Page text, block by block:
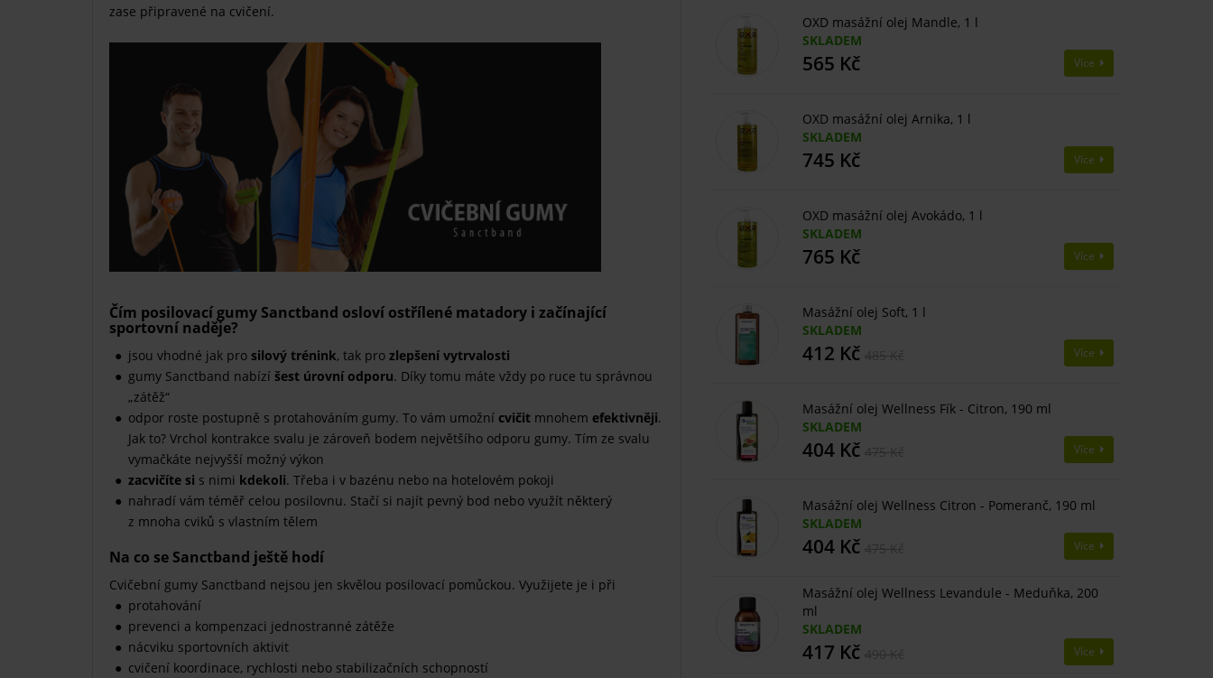
zase připravené na cvičení.
Čím posilovací gumy Sanctband osloví ostřílené matadory i začínající
sportovní naděje?
jsou vhodné jak pro silový trénink, tak pro zlepšení vytrvalosti
gumy Sanctband nabízí šest úrovní odporu. Díky tomu máte vždy po ruce tu správnou
„zátěž“
odpor roste postupně s protahováním gumy. To vám umožní cvičit mnohem efektivněji.
Jak to? Vrchol kontrakce svalu je zároveň bodem největšího odporu gumy. Tím ze svalu
vymačkáte nejvyšší možný výkon
zacvičíte si s nimi kdekoli. Třeba i v bazénu nebo na hotelovém pokoji
nahradí vám téměř celou posilovnu. Stačí si najít pevný bod nebo využít některý
z mnoha cviků s vlastním tělem
Na co se Sanctband ještě hodí
Cvičební gumy Sanctband nejsou jen skvělou posilovací pomůckou. Využijete je i při
protahování
prevenci a kompenzaci jednostranné zátěže
nácviku sportovních aktivit
cvičení koordinace, rychlosti nebo stabilizačních schopností
OXD masážní olej Mandle, 1 l
SKLADEM
565 Kč Více
OXD masážní olej Arnika, 1 l
SKLADEM
745 Kč Více
OXD masážní olej Avokádo, 1 l
SKLADEM
765 Kč Více
Masážní olej Soft, 1 l
SKLADEM
412 Kč Více
Masážní olej Wellness Fík - Citron, 190 ml
SKLADEM
404 Kč Více
Masážní olej Wellness Citron - Pomeranč, 190 ml
SKLADEM
404 Kč Více
Masážní olej Wellness Levandule - Meduňka, 200
ml
SKLADEM
417 Kč Více